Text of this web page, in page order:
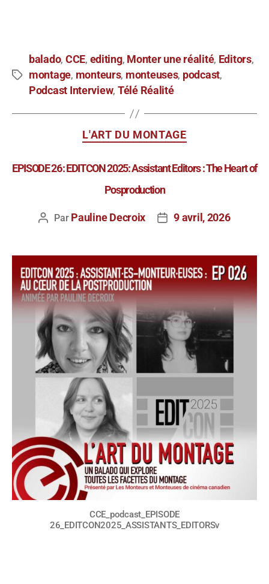
balado, CCE, editing, Monter une réalité, Editors,
montage, monteurs, monteuses, podcast,
Podcast Interview, Télé Réalité
L'ART DU MONTAGE
EPISODE 26: EDITCON 2025: Assistant Editors : The Heart of
Posproduction
Par Pauline Decroix 9 avril, 2026
CCE_podcast_EPISODE
26_EDITCON2025_ASSISTANTS_EDITORSv